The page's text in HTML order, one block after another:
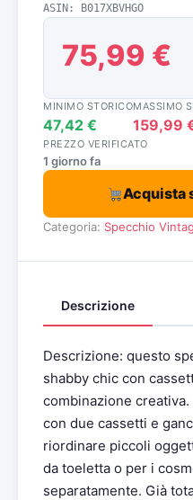
ASIN: B017XBVHGO
75,99 €
MINIMO STORICO
47,42 €
MASSIMO
159,99
PREZZO VERIFICATO
1 giorno fa
Acquista
Categoria: Specchio
Descrizione
Descrizione: questo
shabby chic con
combinazione
con due cassetti e
riordinare piccoli
da toeletta o per i
separatamente. Già